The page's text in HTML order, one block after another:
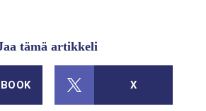
tämä artikkeli
X